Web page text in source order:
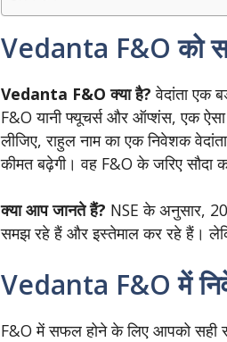
Vedanta F&O को
Vedanta F&O क्या है? वेदांता एक
F&O यानी फ्यूचर्स और ऑप्शंस, एक
लीजिए, राहुल नाम का एक निवेशक
कीमत बढ़ेगी। वह F&O के जरिए सौदा
क्या आप जानते हैं? NSE के अनुसार,
समझ रहे हैं और इस्तेमाल कर रहे हैं।
Vedanta F&O में
F&O में सफल होने के लिए आपको सही